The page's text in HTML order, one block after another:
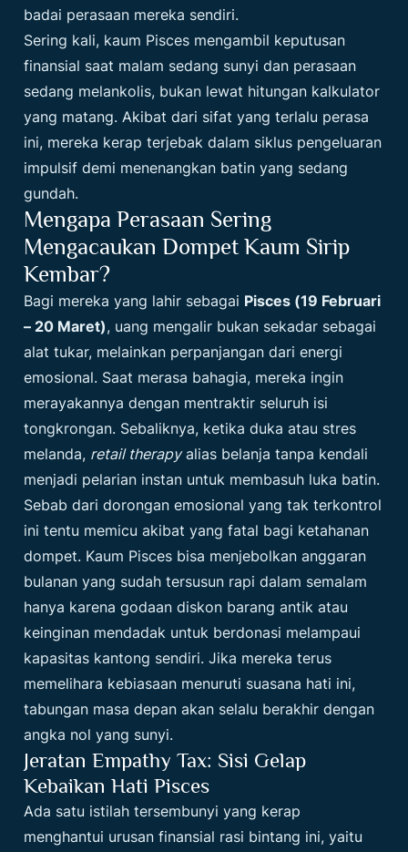
badai perasaan mereka sendiri.
Sering kali, kaum Pisces mengambil keputusan
finansial saat malam sedang sunyi dan perasaan
sedang melankolis, bukan lewat hitungan kalkulator
yang matang. Akibat dari sifat yang terlalu perasa
ini, mereka kerap terjebak dalam siklus pengeluaran
impulsif demi menenangkan batin yang sedang
gundah.
Mengapa Perasaan Sering
Mengacaukan Dompet Kaum Sirip
Kembar?
Bagi mereka yang lahir sebagai Pisces (19 Februari
– 20 Maret), uang mengalir bukan sekadar sebagai
alat tukar, melainkan perpanjangan dari energi
emosional. Saat merasa bahagia, mereka ingin
merayakannya dengan mentraktir seluruh isi
tongkrongan. Sebaliknya, ketika duka atau stres
melanda, retail therapyalias belanja tanpa kendali
menjadi pelarian instan untuk membasuh luka batin.
Sebab dari dorongan emosional yang tak terkontrol
ini tentu memicu akibat yang fatal bagi ketahanan
dompet. Kaum Pisces bisa menjebolkan anggaran
bulanan yang sudah tersusun rapi dalam semalam
hanya karena godaan diskon barang antik atau
keinginan mendadak untuk berdonasi melampaui
kapasitas kantong sendiri. Jika mereka terus
memelihara kebiasaan menuruti suasana hati ini,
tabungan masa depan akan selalu berakhir dengan
angka nol yang sunyi.
Jeratan Empathy Tax: Sisi Gelap
Kebaikan Hati Pisces
Ada satu istilah tersembunyi yang kerap
menghantui urusan finansial rasi bintang ini, yaitu